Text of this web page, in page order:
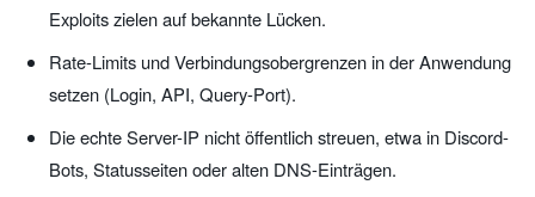
Exploits zielen auf bekannte Lücken.
Rate-Limits und Verbindungsobergrenzen in der Anwendung
setzen (Login, API, Query-Port).
Die echte Server-IP nicht öffentlich streuen, etwa in Discord-
Bots, Statusseiten oder alten DNS-Einträgen.